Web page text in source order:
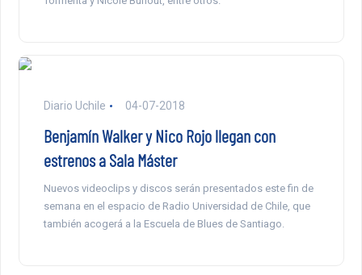
Diario Uchile 04-07-2018
Benjamín Walker y Nico Rojo llegan con
estrenos a Sala Máster
Nuevos videoclips y discos serán presentados este fin de
semana en el espacio de Radio Universidad de Chile, que
también acogerá a la Escuela de Blues de Santiago.